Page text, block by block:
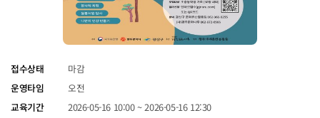
접수상태
마감
운영타임
오전
교육기간
2026-05-16 10:00 ~ 2026-05-16 12:30